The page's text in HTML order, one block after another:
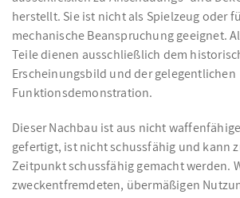
herstellt. Sie ist nicht als Spielzeug oder
mechanische Beanspruchung geeignet.
Teile dienen ausschließlich dem
Erscheinungsbild und der gelegentlichen
Funktionsdemonstration.
Dieser Nachbau ist aus nicht
gefertigt, ist nicht schussfähig und kann
Zeitpunkt schussfähig gemacht werden.
zweckentfremdeten, übermäßigen